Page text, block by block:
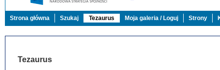
Strona główna Szukaj Tezaurus Moja galeria / Loguj Strony
Tezaurus